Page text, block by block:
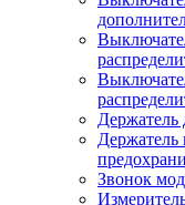
Держатель
Держатель
Звонок